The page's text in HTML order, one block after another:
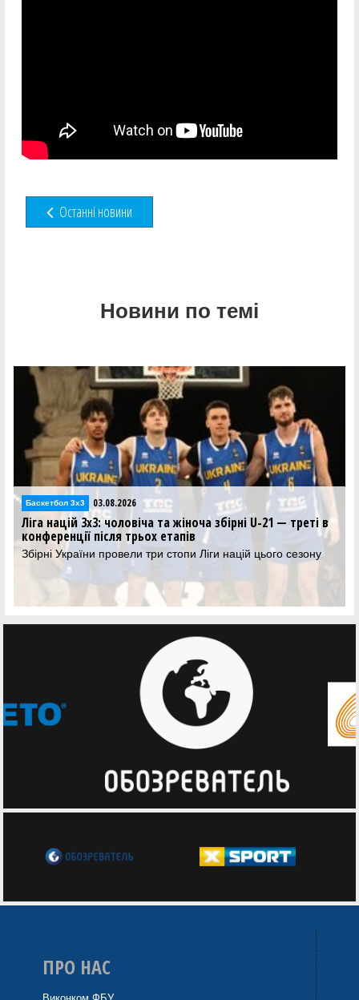
Останні новини
Новини по темі
03.08.2026
чоловіча та жіноча збірні U-21 — треті в
трьох етапів
провели три стопи Ліги націй цього сезону
Баскетбол 3х3
Ліга націй 3х3:
хлопці
Результати
Лізі націй 3х3
ПРО НАС